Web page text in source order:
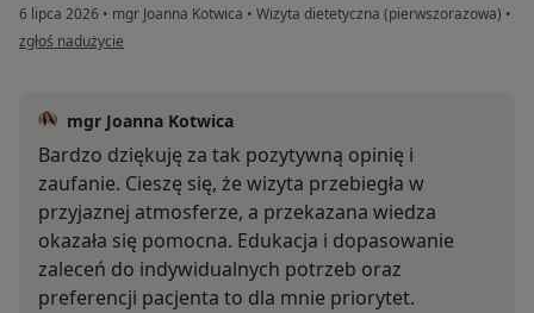
6 lipca 2026 • mgr Joanna Kotwica • Wizyta dietetyczna (pierwszorazowa) •
w opinii użytkownika Zadowolony Pacjent
zgłoś nadużycie
mgr Joanna Kotwica
Bardzo dziękuję za tak pozytywną opinię i
zaufanie. Cieszę się, że wizyta przebiegła w
przyjaznej atmosferze, a przekazana wiedza
okazała się pomocna. Edukacja i dopasowanie
zaleceń do indywidualnych potrzeb oraz
preferencji pacjenta to dla mnie priorytet.